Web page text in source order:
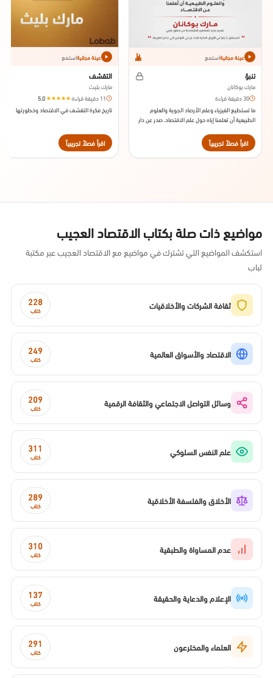
عينة مجانيةاستمع
تنبؤ
مارك بوكانان
30 دقيقة قراءة
ما تستطيع الفيزياء وعلم الأرصاد الجوية والعلوم
الطبيعية أن تعلمنا إياه حول علم الاقتصاد. صدر عن دار
اقرأ فصلاً تجريبياً
عينة مجانيةاستمع
التقشف
مارك بليث
11 دقيقة قراءة
·
5.0
تاريخ فكرة التقشف في الاقتصاد وخطورتها
اقرأ فصلاً تجريبياً
مواضيع ذات صلة بكتاب الاقتصاد العجيب
استكشف المواضيع التي تشترك في مواضيع مع الاقتصاد العجيب عبر مكتبة
لباب
ثقافة الشركات والأخلاقيات 228
كتاب
الاقتصاد والأسواق العالمية 249
كتاب
وسائل التواصل الاجتماعي والثقافة الرقمية 209
كتاب
علم النفس السلوكي 311
كتاب
الأخلاق والفلسفة الأخلاقية 289
كتاب
عدم المساواة والطبقية 310
كتاب
الإعلام والدعاية والحقيقة 137
كتاب
العلماء والمخترعون 291
كتاب